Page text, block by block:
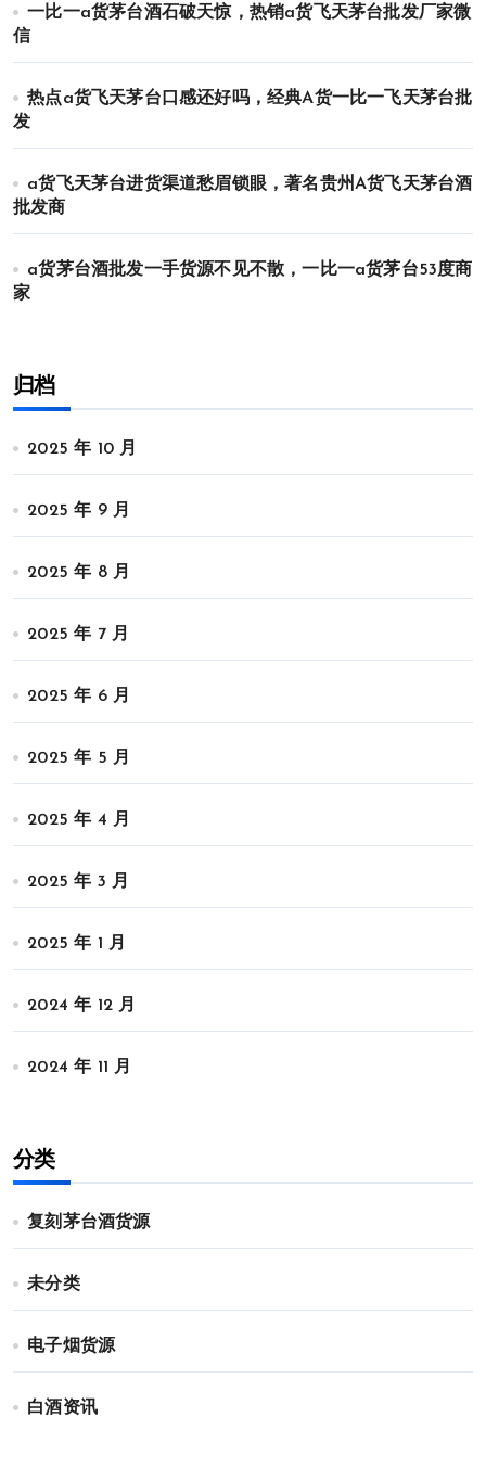
一比一a货茅台酒石破天惊，热销a货飞天茅台批发厂家微
信
热点a货飞天茅台口感还好吗，经典A货一比一飞天茅台批
发
a货飞天茅台进货渠道愁眉锁眼，著名贵州A货飞天茅台酒
批发商
a货茅台酒批发一手货源不见不散，一比一a货茅台53度商
家
归档
2025 年 10 月
2025 年 9 月
2025 年 8 月
2025 年 7 月
2025 年 6 月
2025 年 5 月
2025 年 4 月
2025 年 3 月
2025 年 1 月
2024 年 12 月
2024 年 11 月
分类
复刻茅台酒货源
未分类
电子烟货源
白酒资讯